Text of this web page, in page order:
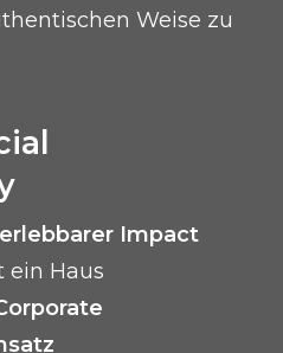
Weise zu
Impact
ein Haus